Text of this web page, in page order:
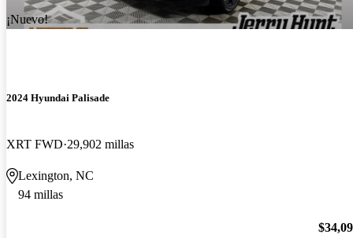
¡Nuevo!
2024 Hyundai Palisade
XRT FWD 29,902 millas
Lexington, NC
94 millas